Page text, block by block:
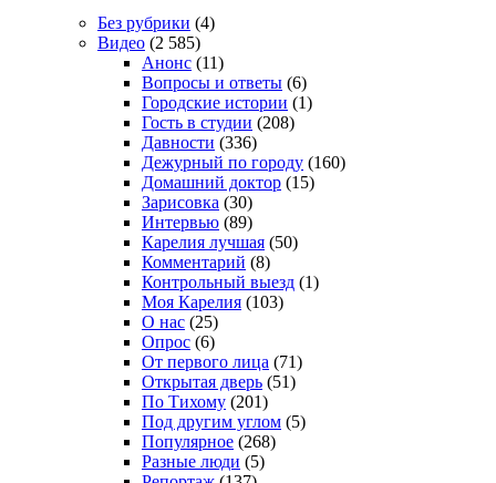
Без рубрики (4)
Видео (2 585)
Анонс (11)
Вопросы и ответы (6)
Городские истории (1)
Гость в студии (208)
Давности (336)
Дежурный по городу (160)
Домашний доктор (15)
Зарисовка (30)
Интервью (89)
Карелия лучшая (50)
Комментарий (8)
Контрольный выезд (1)
Моя Карелия (103)
О нас (25)
Опрос (6)
От первого лица (71)
Открытая дверь (51)
По Тихому (201)
Под другим углом (5)
Популярное (268)
Разные люди (5)